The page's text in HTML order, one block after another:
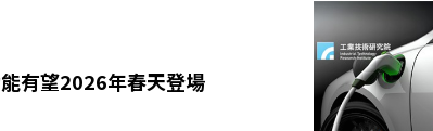
有望2026年春天登場